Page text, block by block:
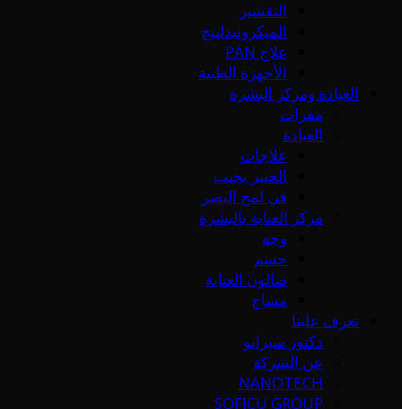
التقشير
الميكرونيدلينج
علاج PAN
الأجهزة الطبية
العيادة ومركز البشرة
مقرات
العيادة
علاجات
الخبير يجيب
في لمح البصر
مركز العناية بالبشرة
وجه
جسم
صالون العناية
مساج
تعرف علينا
دكتور سيرانو
عن الشركة
NANOTECH
SOFICU GROUP